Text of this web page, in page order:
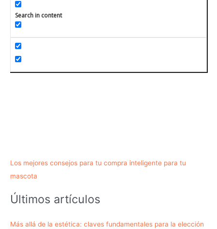
Search in content
Los mejores consejos para tu compra inteligente para tu
mascota
Últimos artículos
Más allá de la estética: claves fundamentales para la elección